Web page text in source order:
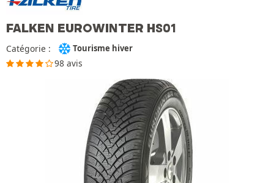
FALKEN EUROWINTER HS01
Catégorie : Tourisme hiver
98 avis